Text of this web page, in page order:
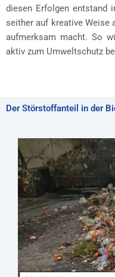
diesen Erfolgen entstand
seither auf kreative Weise
aufmerksam macht. So
aktiv zum Umweltschutz
Der Störstoffanteil in der